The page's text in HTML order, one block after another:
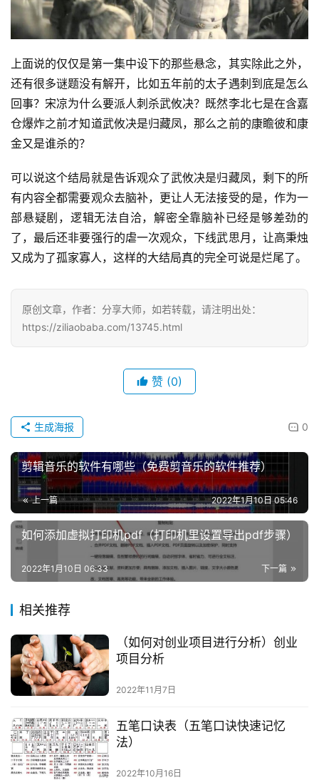
上面说的仅仅是第一集中设下的那些悬念，其实除此之外，
还有很多谜题没有解开，比如五年前的太子遇刺到底是怎么
回事？宋凉为什么要派人刺杀武攸决？既然李北七是在含嘉
仓爆炸之前才知道武攸决是归藏凤，那么之前的康瞻彼和康
金又是谁杀的？
可以说这个结局就是告诉观众了武攸决是归藏凤，剩下的所
有内容全都需要观众去脑补，更让人无法接受的是，作为一
部悬疑剧，逻辑无法自洽，解密全靠脑补已经是够差劲的
了，最后还非要强行的虐一次观众，下线武思月，让高秉烛
又成为了孤家寡人，这样的大结局真的完全可说是烂尾了。
原创文章，作者：分享大师，如若转载，请注明出处：
https://ziliaobaba.com/13745.html
赞 (0)
0
生成海报
剪辑音乐的软件有哪些（免费剪音乐的软件推荐）
上一篇 2022年1月10日 05:46
如何添加虚拟打印机pdf（打印机里设置导出pdf步骤）
下一篇
2022年1月10日 06:33
相关推荐
（如何对创业项目进行分析）创业
项目分析
2022年11月7日
五笔口诀表（五笔口诀快速记忆
法）
2022年10月16日